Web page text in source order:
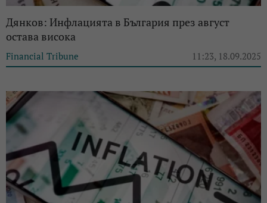
Дянков: Инфлацията в България през август
остава висока
Financial Tribune 11:23, 18.09.2025